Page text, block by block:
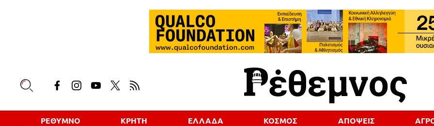
ΡΕΘΥΜΝΟ ΚΡΗΤΗ ΕΛΛΑΔΑ ΚΟΣΜΟΣ ΑΠΟΨΕΙΣ